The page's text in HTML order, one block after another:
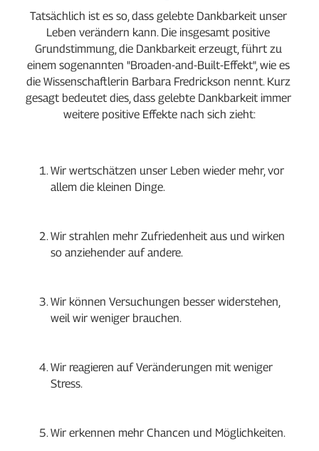
Tatsächlich ist es so, dass gelebte Dankbarkeit unser
Leben verändern kann. Die insgesamt positive
Grundstimmung, die Dankbarkeit erzeugt, führt zu
einem sogenannten "Broaden-and-Built-Effekt", wie es
die Wissenschaftlerin Barbara Fredrickson nennt. Kurz
gesagt bedeutet dies, dass gelebte Dankbarkeit immer
weitere positive Effekte nach sich zieht:
Wir wertschätzen unser Leben wieder mehr, vor
allem die kleinen Dinge.
Wir strahlen mehr Zufriedenheit aus und wirken
so anziehender auf andere.
Wir können Versuchungen besser widerstehen,
weil wir weniger brauchen.
Wir reagieren auf Veränderungen mit weniger
Stress.
Wir erkennen mehr Chancen und Möglichkeiten.